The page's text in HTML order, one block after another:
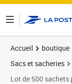
Accueil boutique
Sacs et sacheries
Lot de 500